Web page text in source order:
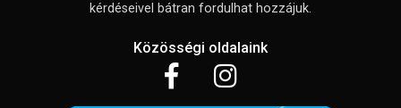
kérdéseivel bátran fordulhat hozzájuk.
Közösségi oldalaink